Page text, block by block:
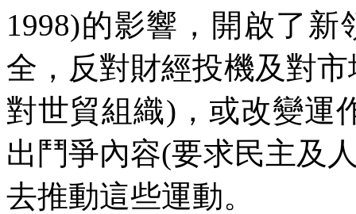
1998)的影響，開啟了
全，反對財經投機及對
對世貿組織)，或改變運
出鬥爭內容(要求民主及
去推動這些運動。